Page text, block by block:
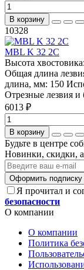
В корзину
10328
MBL K 32 2C
Высота хвостовика:
Общая длина
длина, мм: 150
Отрезные лезвия и
6013 ₽
В корзину
Будьте в центре
Новинки, скидки,
Оформить подписку
Я прочитал и
безопасности
О компании
О компании
Политика